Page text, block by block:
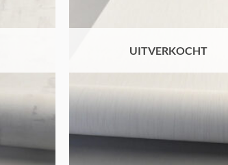
UITVERKOCHT